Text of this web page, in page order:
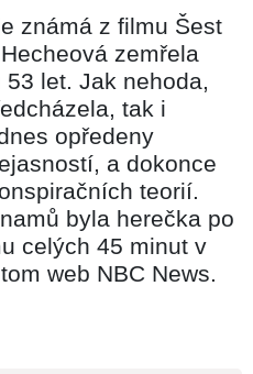
známá z filmu Šest
zemřela
let. Jak nehoda,
tak i
opředeny
a dokonce
teorií.
byla herečka po
celých 45 minut v
web NBC News.